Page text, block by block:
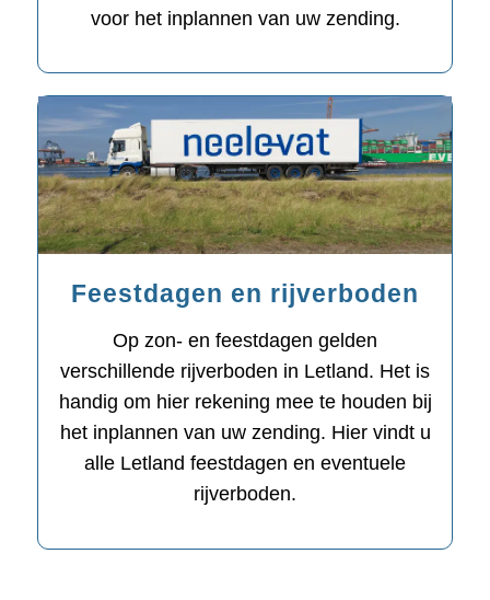
voor het inplannen van uw zending.
Feestdagen en rijverboden
Op zon- en feestdagen gelden
verschillende rijverboden in Letland. Het is
handig om hier rekening mee te houden bij
het inplannen van uw zending. Hier vindt u
alle Letland feestdagen en eventuele
rijverboden.